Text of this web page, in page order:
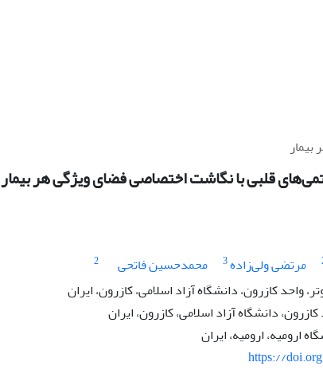
قلبی با نگاشت اختصاصی فضای ویژگی هر بیمار
مرتضی ولی‌زاده3 محمدحسین فاتحی
2
کازرون، دانشگاه آزاد اسلامی، کازرون، ایران
دانشگاه آزاد اسلامی، کازرون، ایران
ارومیه، ارومیه، ایران
https://